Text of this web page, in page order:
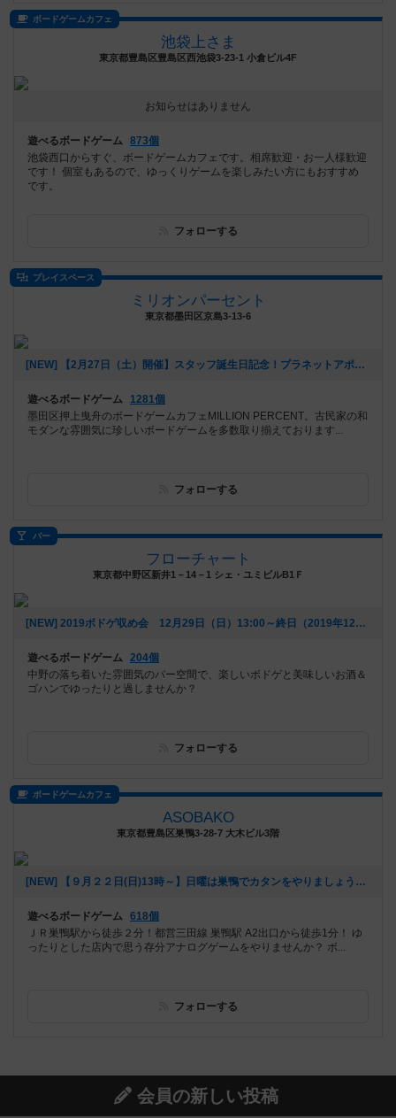
ボードゲームカフェ
池袋上さま
東京都豊島区豊島区西池袋3-23-1 小倉ビル4F
お知らせはありません
遊べるボードゲーム 873個
池袋西口からすぐ、ボードゲームカフェです。相席歓迎・お一人様歓迎
です！ 個室もあるので、ゆっくりゲームを楽しみたい方にもおすすめ
です。
フォローする
プレイスペース
ミリオンパーセント
東京都墨田区京島3-13-6
[NEW] 【2月27日（土）開催】スタッフ誕生日記念！プラネットアポカリプス会！！（2021年02月02日 13時24分）
遊べるボードゲーム
1281個
墨田区押上曳舟のボードゲームカフェMILLION PERCENT。古民家の和
モダンな雰囲気に珍しいボードゲームを多数取り揃えております...
フォローする
バー
フローチャート
東京都中野区新井1－14－1 シェ・ユミビルB1Ｆ
[NEW] 2019ボドゲ収め会 12月29日（日）13:00～終日（2019年12月18日 21時09分）
遊べるボードゲーム 204個
中野の落ち着いた雰囲気のバー空間で、楽しいボドゲと美味しいお酒＆
ゴハンでゆったりと過しませんか？
フォローする
ボードゲームカフェ
ASOBAKO
東京都豊島区巣鴨3-28-7 大木ビル3階
[NEW] 【９月２２日(日)13時～】日曜は巣鴨でカタンをやりましょう！【初めての方も大歓迎！】（2019年09月20日 14時43分）
遊べるボードゲーム 618個
ＪＲ巣鴨駅から徒歩２分！都営三田線 巣鴨駅 A2出口から徒歩1分！ ゆ
ったりとした店内で思う存分アナログゲームをやりませんか？ ボ...
フォローする
会員の新しい投稿